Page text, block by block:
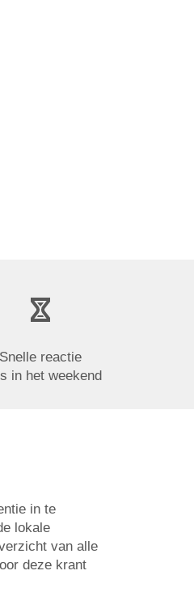
Snelle reactie
in het weekend
in te
lokale
van alle
deze krant